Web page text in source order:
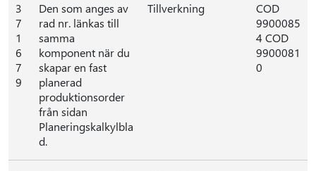
3
7
1
6
7
9
Den som anges av
rad nr. länkas till
samma
komponent när du
skapar en fast
planerad
produktionsorder
från sidan
Planeringskalkylbla
d.
Tillverkning
COD
9900085
4 COD
9900081
0